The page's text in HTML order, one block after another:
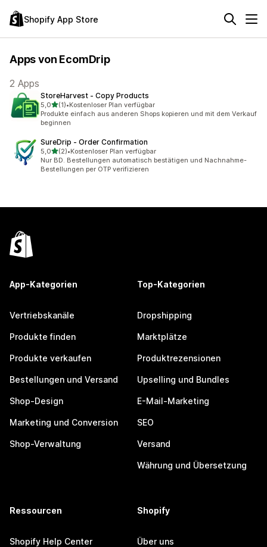
Shopify App Store
Apps von EcomDrip
2 Apps
StoreHarvest ‑ Copy Products
5,0von 5 Sternen
(1)
1 Rezensionen insgesamt
•Kostenloser Plan verfügbar
Produkte einfach aus anderen Shops kopieren und mit dem Verkauf
beginnen
SureDrip ‑ Order Confirmation
5,0von 5 Sternen
(2)
2 Rezensionen insgesamt
•Kostenloser Plan verfügbar
Nur BD. Bestellungen automatisch bestätigen und Nachnahme-
Bestellungen per OTP verifizieren
App-Kategorien
Vertriebskanäle
Produkte finden
Produkte verkaufen
Bestellungen und Versand
Shop-Design
Marketing und Conversion
Shop-Verwaltung
Top-Kategorien
Dropshipping
Marktplätze
Produktrezensionen
Upselling und Bundles
E-Mail-Marketing
SEO
Versand
Währung und Übersetzung
Ressourcen
Shopify Help Center
Shopify
Über uns